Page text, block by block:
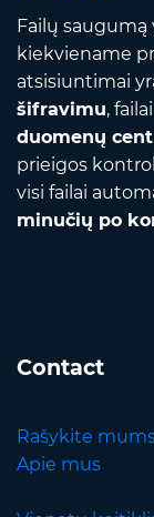
Failų
kiekviename
atsisiuntimai
šifravimu,
duomenų
prieigos
visi failai
minučių po
Contact
Rašykite
Apie mus